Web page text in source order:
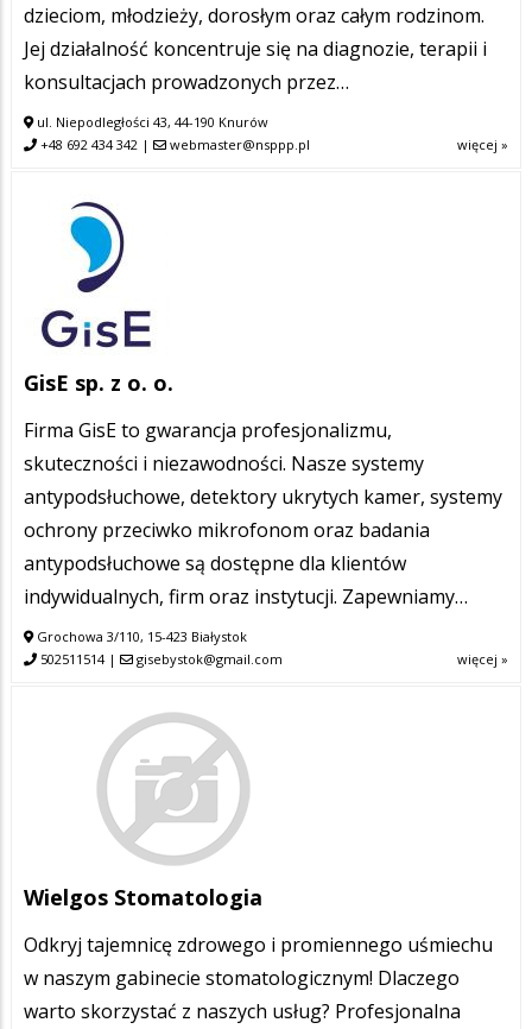
dzieciom, młodzieży, dorosłym oraz całym rodzinom.
Jej działalność koncentruje się na diagnozie, terapii i
konsultacjach prowadzonych przez…
ul. Niepodległości 43, 44-190 Knurów
+48 692 434 342 | webmaster@nsppp.pl więcej »
GisE sp. z o. o.
Firma GisE to gwarancja profesjonalizmu,
skuteczności i niezawodności. Nasze systemy
antypodsłuchowe, detektory ukrytych kamer, systemy
ochrony przeciwko mikrofonom oraz badania
antypodsłuchowe są dostępne dla klientów
indywidualnych, firm oraz instytucji. Zapewniamy…
Grochowa 3/110, 15-423 Białystok
502511514| gisebystok@gmail.com więcej »
Wielgos Stomatologia
Odkryj tajemnicę zdrowego i promiennego uśmiechu
w naszym gabinecie stomatologicznym! Dlaczego
warto skorzystać z naszych usług? Profesjonalna